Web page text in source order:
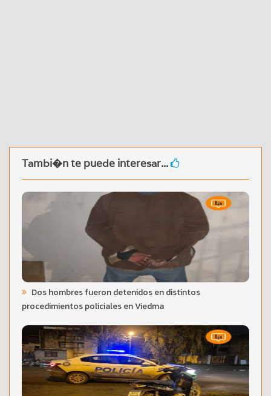
Tambi�n te puede interesar...
Dos hombres fueron detenidos en distintos
procedimientos policiales en Viedma